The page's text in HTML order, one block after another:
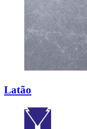
Latão